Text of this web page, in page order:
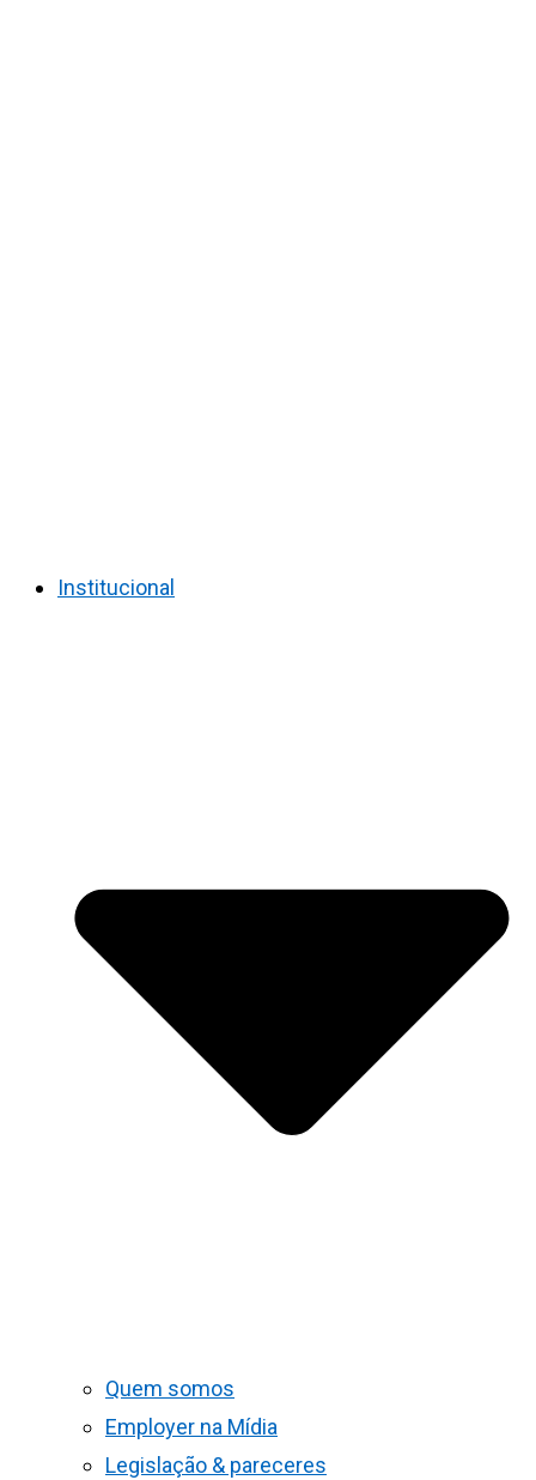
Institucional
Quem somos
Employer na Mídia
Legislação & pareceres